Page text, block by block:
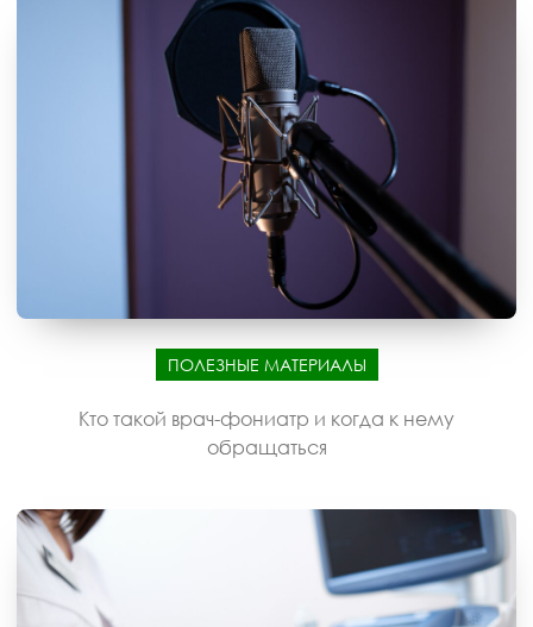
ПОЛЕЗНЫЕ МАТЕРИАЛЫ
Кто такой врач-фониатр и когда к нему
обращаться